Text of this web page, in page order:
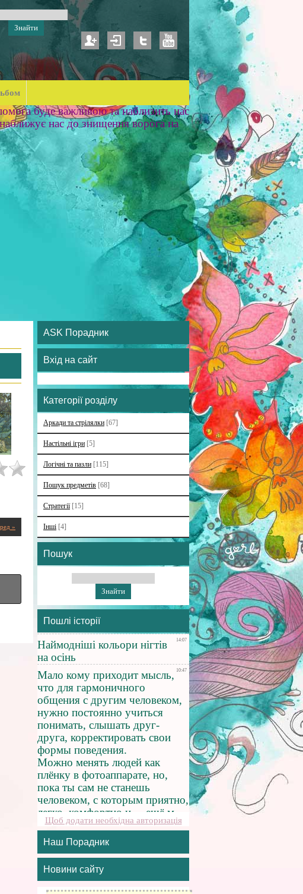
буде важливою та наблизить нас
нас до знищення ворога на
»
ASK Порадник
Вхід на сайт
Категорії розділу
Аркади та стрілялки [67]
Настільні ігри [5]
Логічні та пазли [115]
Пошук предметів [68]
Стратегії [15]
Інші [4]
Пошук
Пошлі історії
Щоб додати необхідна авторизація
Наш Порадник
Новини сайту